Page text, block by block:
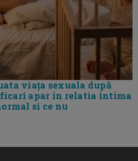
viața sexuala după
apar in relatia intima
si ce nu